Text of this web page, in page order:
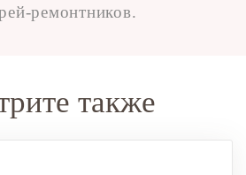
ремонтников.
также